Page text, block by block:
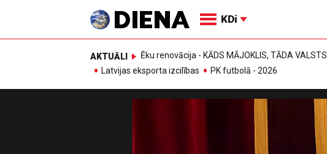
KDi
AKTUĀLI Ēku renovācija - KĀDS MĀJOKLIS, TĀDA VALSTS
Latvijas eksporta izcilības
PK futbolā - 2026